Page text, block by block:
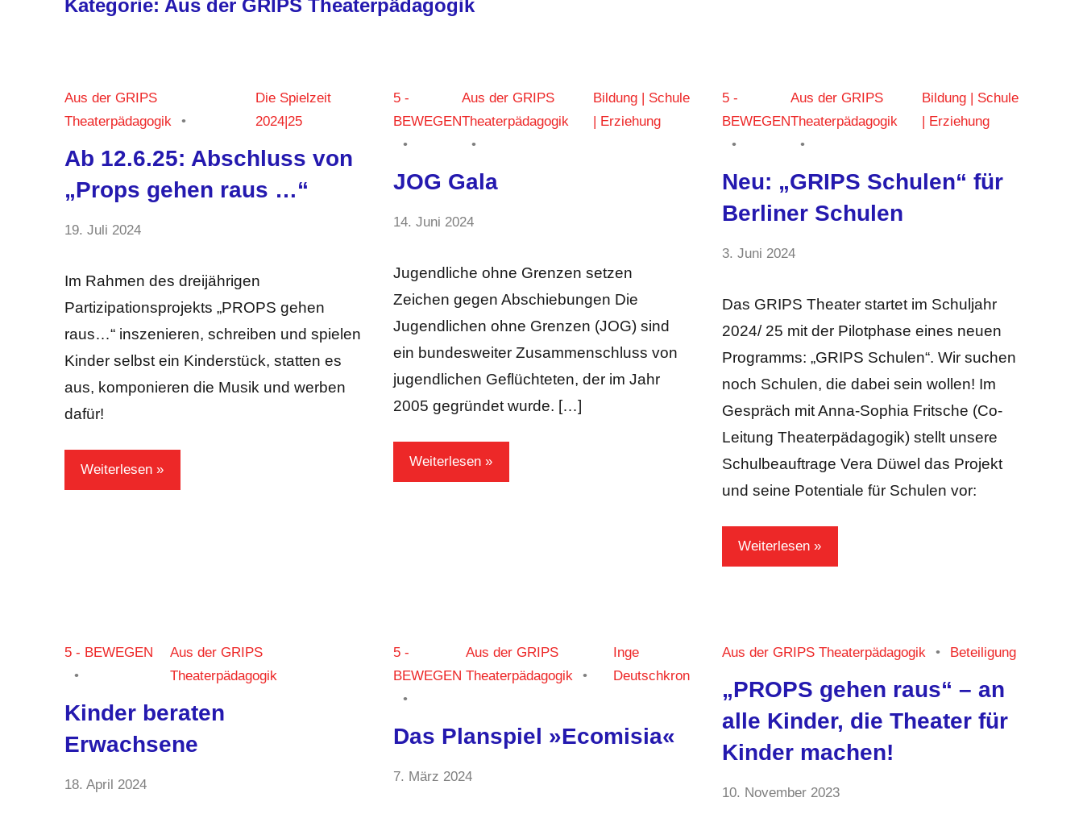
Kategorie: Aus der GRIPS Theaterpädagogik
Aus der GRIPS
Theaterpädagogik
Die Spielzeit
2024|25
Ab 12.6.25: Abschluss von
„Props gehen raus …“
von
Kraus
19. Juli 2024
Im Rahmen des dreijährigen
Partizipationsprojekts „PROPS gehen
raus…“ inszenieren, schreiben und spielen
Kinder selbst ein Kinderstück, statten es
aus, komponieren die Musik und werben
dafür!
Weiterlesen
5 -
BEWEGEN
Aus der GRIPS
Theaterpädagogik
Bildung | Schule
| Erziehung
JOG Gala
von
Ali
14. Juni 2024
Jugendliche ohne Grenzen setzen
Zeichen gegen Abschiebungen Die
Jugendlichen ohne Grenzen (JOG) sind
ein bundesweiter Zusammenschluss von
jugendlichen Geflüchteten, der im Jahr
2005 gegründet wurde. […]
Weiterlesen
5 -
BEWEGEN
Aus der GRIPS
Theaterpädagogik
Bildung | Schule
| Erziehung
Neu: „GRIPS Schulen“ für
Berliner Schulen
von
Ali
3. Juni 2024
Das GRIPS Theater startet im Schuljahr
2024/ 25 mit der Pilotphase eines neuen
Programms: „GRIPS Schulen“. Wir suchen
noch Schulen, die dabei sein wollen! Im
Gespräch mit Anna-Sophia Fritsche (Co-
Leitung Theaterpädagogik) stellt unsere
Schulbeauftrage Vera Düwel das Projekt
und seine Potentiale für Schulen vor:
Weiterlesen
5 - BEWEGEN
Aus der GRIPS
Theaterpädagogik
Kinder beraten
Erwachsene
von
18. April 2024
5 -
BEWEGEN
Aus der GRIPS
Theaterpädagogik
Inge
Deutschkron
Das Planspiel »Ecomisia«
von
7. März 2024
Aus der GRIPS Theaterpädagogik Beteiligung
„PROPS gehen raus“ – an
alle Kinder, die Theater für
Kinder machen!
von
10. November 2023